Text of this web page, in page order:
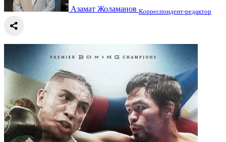
Азамат Жоламанов Корреспондент-редактор